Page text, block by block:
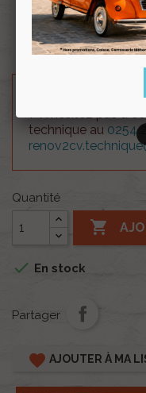
(Vis avec deux
l'une sur l'autre, par
Besoin d'un
technique au 0254
Quantité

 En stock
Partager
favorite AJOUTER À MA